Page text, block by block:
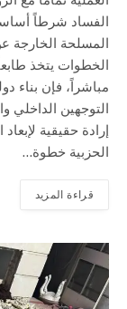
الفساد شرطاً
المسلحة الخارجة
الخطوات يتخذ
مباشراً، فإن بناء
التوجهين الداخلي
إرادة حقيقية
الحزبية خطوة…
قراءة المزيد